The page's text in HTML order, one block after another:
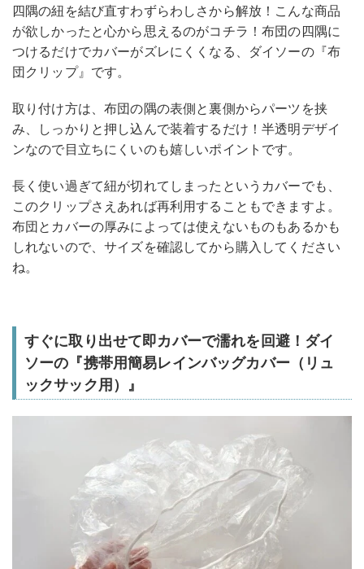
四隅の紐を結び直すわずらわしさから解放！こんな商品
が欲しかったと心から思えるのがコチラ！布団の四隅に
つけるだけでカバーがズレにくくなる、ダイソーの『布
団クリップ』です。
取り付け方は、布団の隅の表側と裏側からパーツを挟
み、しっかりと押し込んで装着するだけ！半透明デザイ
ンなので目立ちにくいのも嬉しいポイントです。
長く使い過ぎて紐が切れてしまったというカバーでも、
このクリップさえあれば再利用することもできますよ。
布団とカバーの厚みによっては使えないものもあるかも
しれないので、サイズを確認してから購入してください
ね。
すぐに取り出せて即カバーで濡れを回避！ダイ
ソーの『携帯用簡易レインバッグカバー（リュ
ックサック用）』